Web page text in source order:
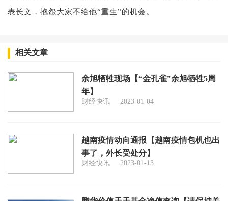
表长文，抱怨大家不给他“重生”的机会。
相关文章
余旭牺牲现场【“金孔雀”余旭牺牲5周
年】
财经快讯 2023-01-04
越南疫情动向通报【越南疫情包机也出
事了，外长受处分】
财经快讯 2023-01-13